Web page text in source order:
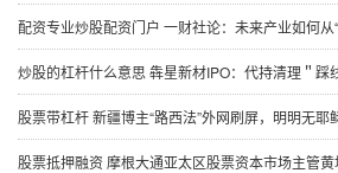
配资专业炒股配资门户 一财社论：未来产业如何从
炒股的杠杆什么意思 犇星新材IPO：代持清理＂踩线＂过关，当代系残余资本＂借壳＂潜伏，关联
股票带杠杆 新疆博主“路西法”外网刷屏，明明无耶稣史料画像
股票抵押融资 摩根大通亚太区股票资本市场主管黄培皓：全球资金追捧港股IPO 亚太地